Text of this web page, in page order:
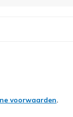
voorwaarden.